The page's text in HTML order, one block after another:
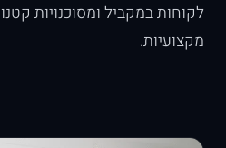
לקוחות במקביל ומסוכנויות
מקצועיות.